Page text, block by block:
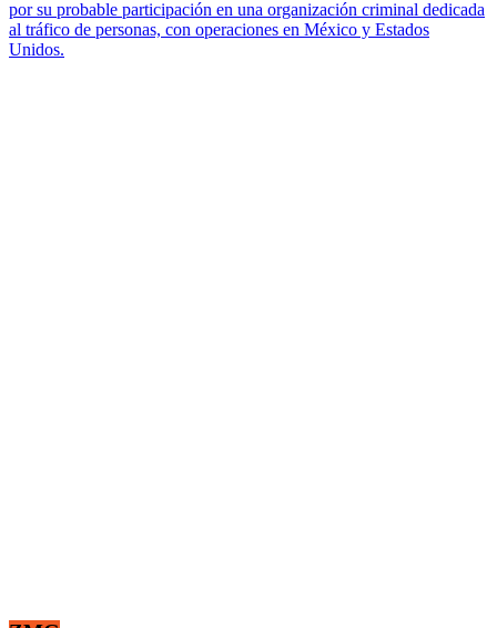
por su probable participación en una organización criminal dedicada
al tráfico de personas, con operaciones en México y Estados
Unidos.